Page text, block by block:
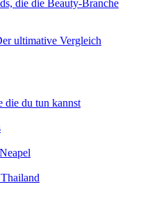
die die Beauty-Branche
ultimative Vergleich
die du tun kannst